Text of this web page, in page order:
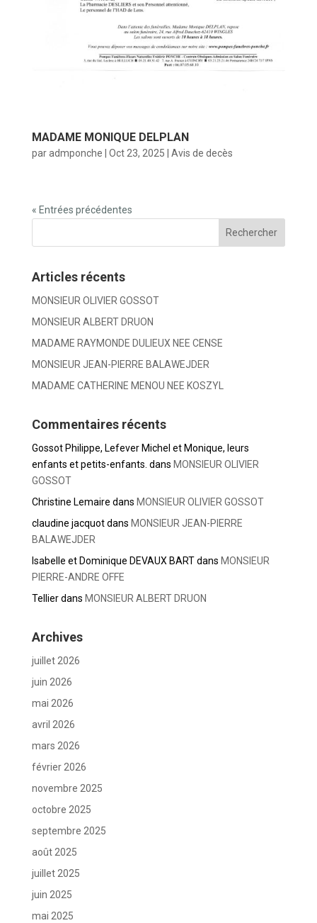
MADAME MONIQUE DELPLAN
paradmponche Oct 23, 2025 Avis de decès
« Entrées précédentes
Articles récents
MONSIEUR OLIVIER GOSSOT
MONSIEUR ALBERT DRUON
MADAME RAYMONDE DULIEUX NEE CENSE
MONSIEUR JEAN-PIERRE BALAWEJDER
MADAME CATHERINE MENOU NEE KOSZYL
Commentaires récents
Gossot Philippe, Lefever Michel et Monique, leurs
enfants et petits-enfants. dans MONSIEUR OLIVIER
GOSSOT
Christine Lemaire dans MONSIEUR OLIVIER GOSSOT
claudine jacquotdans MONSIEUR JEAN-PIERRE
BALAWEJDER
Isabelle et Dominique DEVAUX BARTdans MONSIEUR
PIERRE-ANDRE OFFE
Tellierdans MONSIEUR ALBERT DRUON
Archives
juillet 2026
juin 2026
mai 2026
avril 2026
mars 2026
février 2026
novembre 2025
octobre 2025
septembre 2025
août 2025
juillet 2025
juin 2025
mai 2025